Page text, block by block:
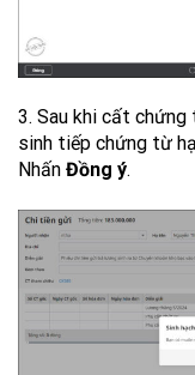
3. Sau khi cất chứng
sinh tiếp chứng từ
Nhấn Đồng ý.